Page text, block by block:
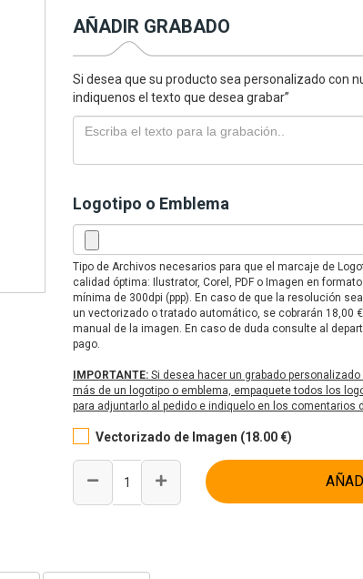
AÑADIR GRABADO
Si desea que su producto sea personalizado con
indiquenos el texto que desea grabar”
Logotipo o Emblema
Tipo de Archivos necesarios para que el marcaje de
calidad óptima: Ilustrator, Corel, PDF o Imagen en
mínima de 300dpi (ppp). En caso de que la resolución
un vectorizado o tratado automático, se cobrarán 18,00
manual de la imagen. En caso de duda consulte al
pago.
IMPORTANTE: Si desea hacer un grabado
más de un logotipo o emblema, empaquete todos los
para adjuntarlo al pedido e indiquelo en los comentarios
Vectorizado de Imagen (18.00 €)